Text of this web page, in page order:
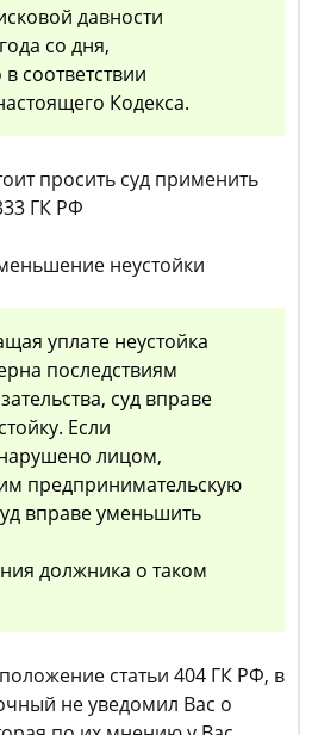
давности
со дня,
соответствии
Кодекса.
просить суд применить
ГК РФ
неустойки
уплате неустойка
последствиям
суд вправе
Если
лицом,
предпринимательскую
вправе уменьшить
должника о таком
статьи 404 ГК РФ, в
не уведомил Вас о